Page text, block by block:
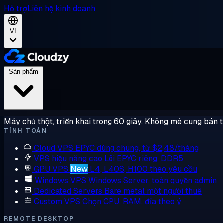
Hỗ trợLiên hệ kinh doanh
VI
Máy chủ thật, triển khai trong 60 giây. Không mê cung bán
TÍNH TOÁN
Cloud VPS EPYC dùng chung, từ $2,48/tháng
VPS hiệu năng cao Lõi EPYC riêng, DDR5
GPU VPS New L4, L40S, H100 theo yêu cầu
Windows VPS Windows Server, toàn quyền admin
Dedicated Servers Bare metal một người thuê
Custom VPS Chọn CPU, RAM, đĩa theo ý
REMOTE DESKTOP